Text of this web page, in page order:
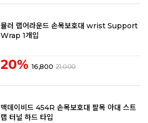
뮬러 랩어라운드 손목보호대 wrist Support
Wrap 1개입
20% 16,800 21,000
맥데이비드 454R 손목보호대 팔목 아대 스트
랩 터널 하드 타입